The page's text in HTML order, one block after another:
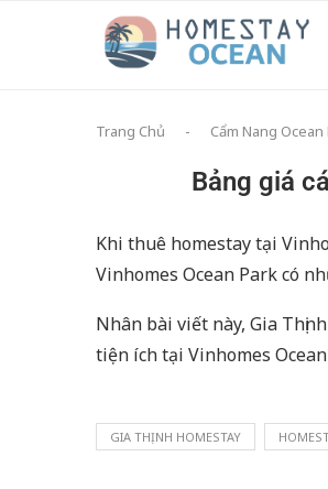
Trang Chủ - Cẩm Nang Ocean
Bảng giá
Khi thuê homestay tại
Vinhomes Ocean Park có
Nhân bài viết này, Gia
tiện ích tại Vinhomes
GIA THỊNH HOMESTAY